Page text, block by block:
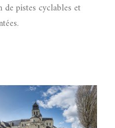
pistes cyclables et